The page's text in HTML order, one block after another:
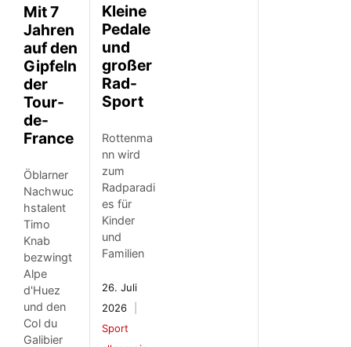
Mit 7
Jahren
auf den
Gipfeln
der
Tour-
de-
France
Öblarner
Nachwuc
hstalent
Timo
Knab
bezwingt
Alpe
d'Huez
und den
Col du
Galibier
Kleine
Pedale
und
großer
Rad-
Sport
Rottenma
nn wird
zum
Radparadi
es für
Kinder
und
Familien
26. Juli
2026
Sport